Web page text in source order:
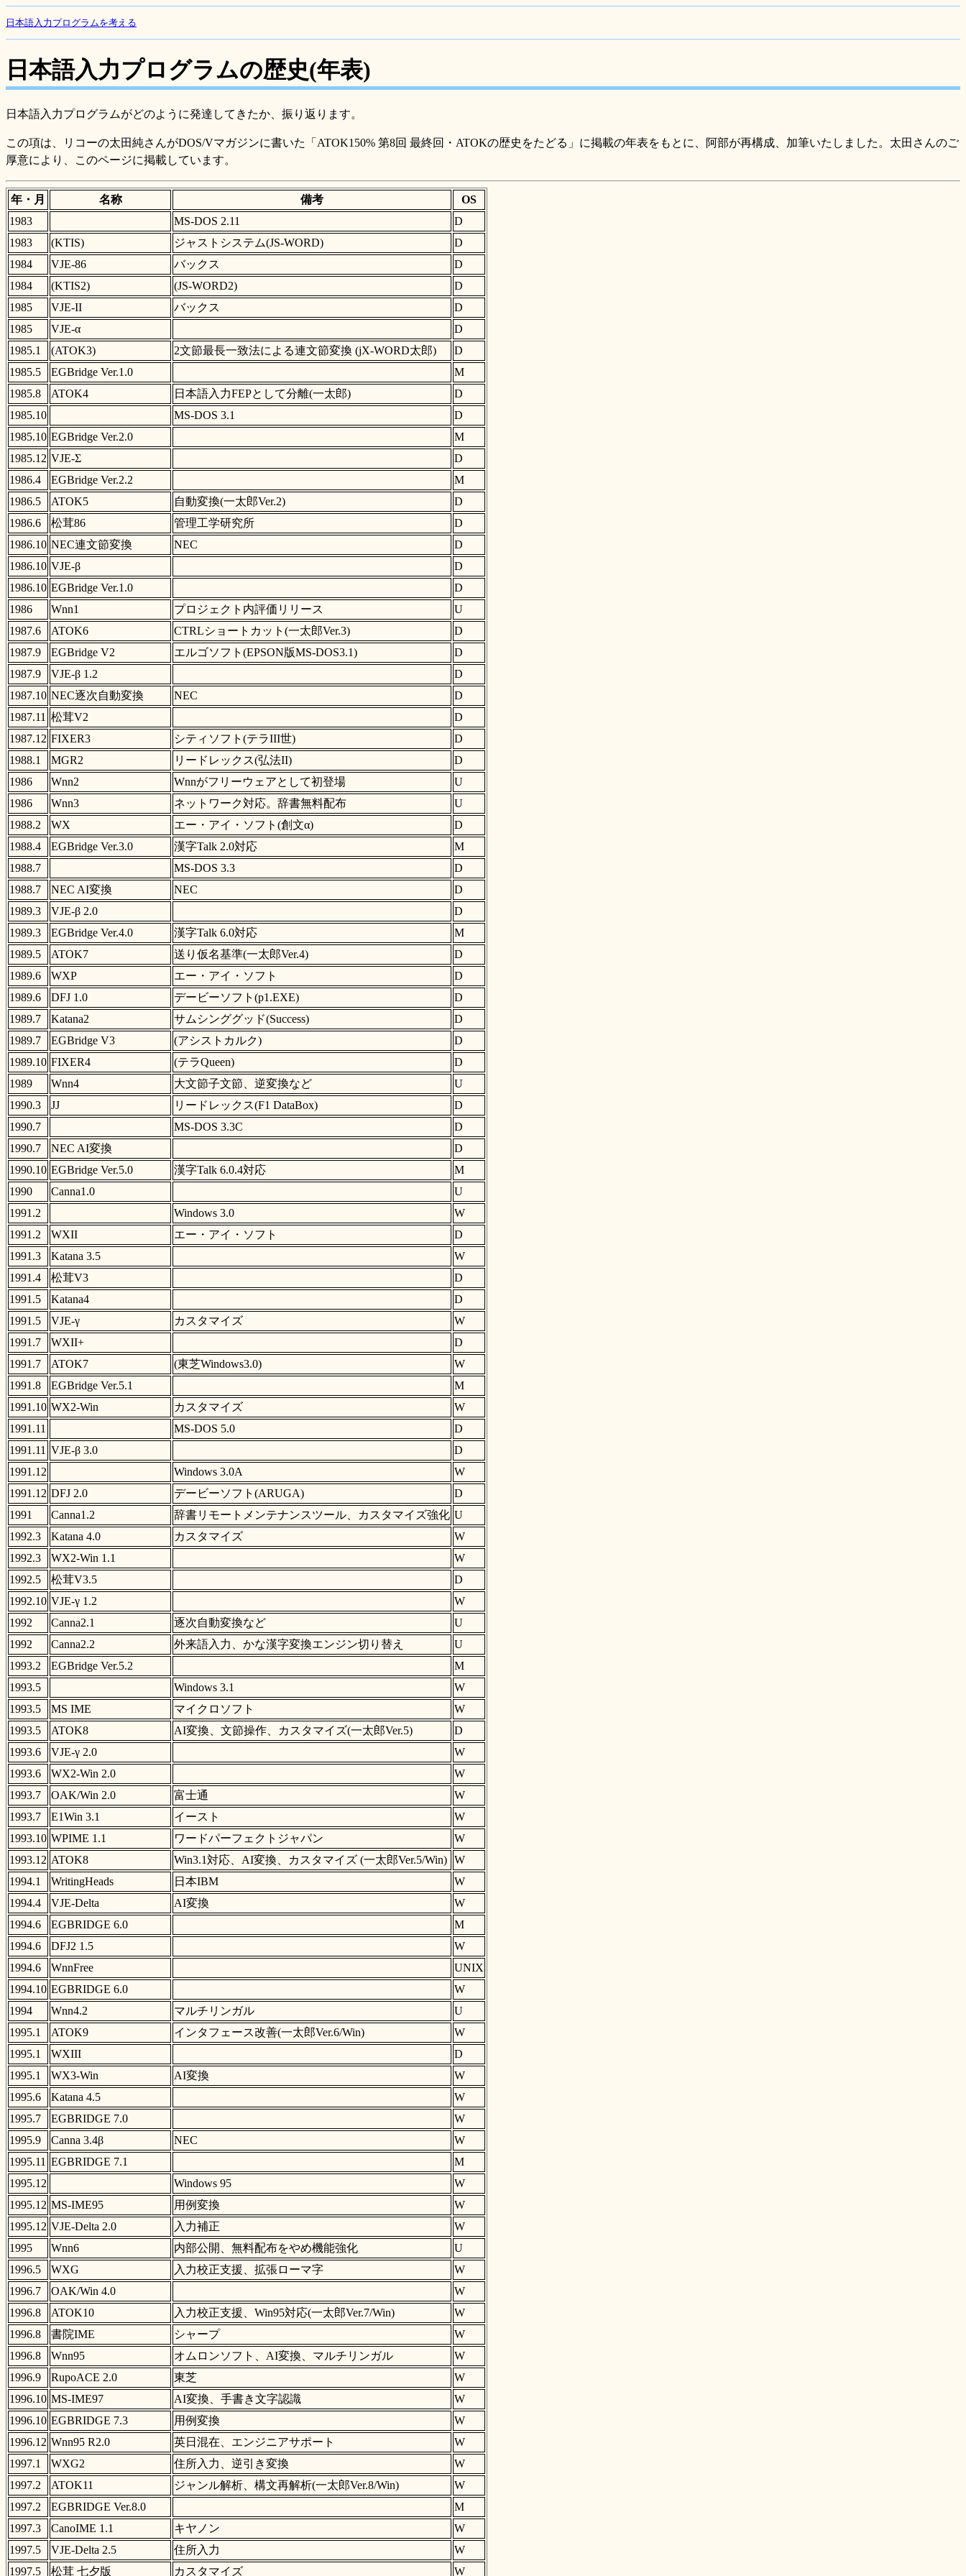
日本語入力プログラムを考える
日本語入力プログラムの歴史(年表)
日本語入力プログラムがどのように発達してきたか、振り返ります。
この項は、リコーの太田純さんがDOS/Vマガジンに書いた「ATOK150% 第8回 最終回・ATOKの歴史をたどる」に掲載の年表をもとに、阿部が再構成、加筆いたしました。太田さんのご
厚意により、このページに掲載しています。
年・月 名称 備考
OS
1983
MS-DOS 2.11
D
1983
(KTIS) ジャストシステム(JS-WORD)
D
1984
VJE-86 バックス
D
1984
(KTIS2) (JS-WORD2)
D
1985
VJE-II バックス
D
1985
VJE-α
D
1985.1
(ATOK3) 2文節最長一致法による連文節変換 (jX-WORD太郎)
D
1985.5
EGBridge Ver.1.0
M
1985.8
ATOK4 日本語入力FEPとして分離(一太郎)
D
1985.10
MS-DOS 3.1
D
1985.10 EGBridge Ver.2.0
M
1985.12 VJE-Σ
D
1986.4
EGBridge Ver.2.2
M
1986.5
ATOK5 自動変換(一太郎Ver.2)
D
1986.6
松茸86 管理工学研究所
D
1986.10 NEC連文節変換 NEC
D
1986.10 VJE-β
D
1986.10 EGBridge Ver.1.0
D
1986
Wnn1 プロジェクト内評価リリース
U
1987.6
ATOK6 CTRLショートカット(一太郎Ver.3)
D
1987.9
EGBridge V2 エルゴソフト(EPSON版MS-DOS3.1)
D
1987.9
VJE-β 1.2
D
1987.10 NEC逐次自動変換 NEC
D
1987.11 松茸V2
D
1987.12 FIXER3 シティソフト(テラIII世)
D
1988.1
MGR2 リードレックス(弘法II)
D
1986
Wnn2 Wnnがフリーウェアとして初登場
U
1986
Wnn3 ネットワーク対応。辞書無料配布
U
1988.2
WX エー・アイ・ソフト(創文α)
D
1988.4
EGBridge Ver.3.0 漢字Talk 2.0対応
M
1988.7
MS-DOS 3.3
D
1988.7
NEC AI変換 NEC
D
1989.3
VJE-β 2.0
D
1989.3
EGBridge Ver.4.0 漢字Talk 6.0対応
M
1989.5
ATOK7 送り仮名基準(一太郎Ver.4)
D
1989.6
WXP エー・アイ・ソフト
D
1989.6
DFJ 1.0 デービーソフト(p1.EXE)
D
1989.7
Katana2 サムシンググッド(Success)
D
1989.7
EGBridge V3 (アシストカルク)
D
1989.10 FIXER4 (テラQueen)
D
1989
Wnn4 大文節子文節、逆変換など
U
1990.3
JJ リードレックス(F1 DataBox)
D
1990.7
MS-DOS 3.3C
D
1990.7
NEC AI変換
D
1990.10 EGBridge Ver.5.0 漢字Talk 6.0.4対応
M
1990
Canna1.0
U
1991.2
Windows 3.0
W
1991.2
WXII エー・アイ・ソフト
D
1991.3
Katana 3.5
W
1991.4
松茸V3
D
1991.5
Katana4
D
1991.5
VJE-γ カスタマイズ
W
1991.7
WXII+
D
1991.7
ATOK7 (東芝Windows3.0)
W
1991.8
EGBridge Ver.5.1
M
1991.10 WX2-Win カスタマイズ
W
1991.11
MS-DOS 5.0
D
1991.11 VJE-β 3.0
D
1991.12
Windows 3.0A
W
1991.12 DFJ 2.0 デービーソフト(ARUGA)
D
1991
Canna1.2 辞書リモートメンテナンスツール、カスタマイズ強化 U
1992.3
Katana 4.0 カスタマイズ
W
1992.3
WX2-Win 1.1
W
1992.5
松茸V3.5
D
1992.10 VJE-γ 1.2
W
1992
Canna2.1 逐次自動変換など
U
1992
Canna2.2 外来語入力、かな漢字変換エンジン切り替え
U
1993.2
EGBridge Ver.5.2
M
1993.5
Windows 3.1
W
1993.5
MS IME マイクロソフト
W
1993.5
ATOK8 AI変換、文節操作、カスタマイズ(一太郎Ver.5)
D
1993.6
VJE-γ 2.0
W
1993.6
WX2-Win 2.0
W
1993.7
OAK/Win 2.0 富士通
W
1993.7
E1Win 3.1 イースト
W
1993.10 WPIME 1.1 ワードパーフェクトジャパン
W
1993.12 ATOK8 Win3.1対応、AI変換、カスタマイズ (一太郎Ver.5/Win) W
1994.1
WritingHeads 日本IBM
W
1994.4
VJE-Delta AI変換
W
1994.6
EGBRIDGE 6.0
M
1994.6
DFJ2 1.5
W
1994.6
WnnFree
UNIX
1994.10 EGBRIDGE 6.0
W
1994
Wnn4.2 マルチリンガル
U
1995.1
ATOK9 インタフェース改善(一太郎Ver.6/Win)
W
1995.1
WXIII
D
1995.1
WX3-Win AI変換
W
1995.6
Katana 4.5
W
1995.7
EGBRIDGE 7.0
W
1995.9
Canna 3.4β NEC
W
1995.11 EGBRIDGE 7.1
M
1995.12
Windows 95
W
1995.12 MS-IME95 用例変換
W
1995.12 VJE-Delta 2.0 入力補正
W
1995
Wnn6 内部公開、無料配布をやめ機能強化
U
1996.5
WXG 入力校正支援、拡張ローマ字
W
1996.7
OAK/Win 4.0
W
1996.8
ATOK10 入力校正支援、Win95対応(一太郎Ver.7/Win)
W
1996.8
書院IME シャープ
W
1996.8
Wnn95 オムロンソフト、AI変換、マルチリンガル
W
1996.9
RupoACE 2.0 東芝
W
1996.10 MS-IME97 AI変換、手書き文字認識
W
1996.10 EGBRIDGE 7.3 用例変換
W
1996.12 Wnn95 R2.0 英日混在、エンジニアサポート
W
1997.1
WXG2 住所入力、逆引き変換
W
1997.2
ATOK11 ジャンル解析、構文再解析(一太郎Ver.8/Win)
W
1997.2
EGBRIDGE Ver.8.0
M
1997.3
CanoIME 1.1 キヤノン
W
1997.5
VJE-Delta 2.5 住所入力
W
1997.5
松茸 七夕版 カスタマイズ W